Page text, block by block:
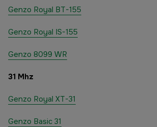
Genzo Royal BT-155
Genzo Royal IS-155
Genzo 8099 WR
31 Mhz
Genzo Royal XT-31
Genzo Basic 31